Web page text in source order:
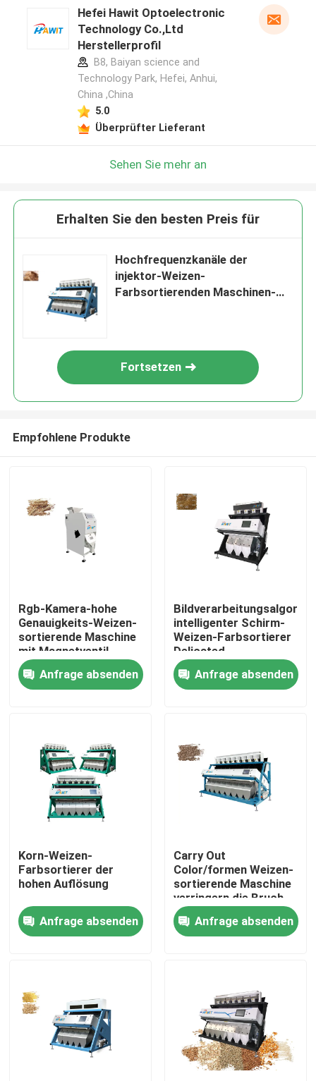
Nach Hause
Kontakte
Produkte
Reisfarbsortierer
Weizen-Farbsortierer
Erdnussfarbsortierer
Hefei Hawit Optoelectronic
Technology Co.,Ltd
Herstellerprofil
B8, Baiyan science and
Technology Park, Hefei, Anhui,
China ,China
5.0
Überprüfter Lieferant
Sehen Sie mehr an
Erhalten Sie den besten Preis für
Hochfrequenzkanäle der
injektor-Weizen-
Farbsortierenden Maschinen-
Fortsetzen
Empfohlene Produkte
Rgb-Kamera-hohe
Genauigkeits-Weizen-
sortierende Maschine
mit Magnetventil
Anfrage absenden
intelligenter Schirm-
Weizen-Farbsortierer
Delicated
Anfrage absenden
Korn-Weizen-
Farbsortierer der
hohen Auflösung
Anfrage absenden
Carry Out
Color/formen Weizen-
sortierende Maschine
verringern die Bruch-
Rate
Anfrage absenden